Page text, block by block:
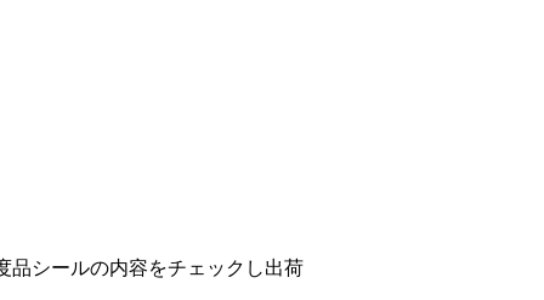
品シールの内容をチェックし出荷